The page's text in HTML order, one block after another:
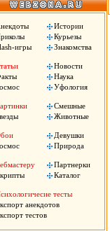
Истории
Курьезы
игры
Знакомства
Новости
Наука
Уфология
Смешные
Животные
Девушки
Природа
Партнерки
Каталог
тесты
анекдотов
тестов